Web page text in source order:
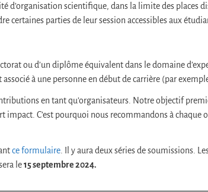
d’organisation scientifique, dans la limite des
certaines parties de leur session accessibles aux
ou d’un diplôme équivalent dans le domaine
à une personne en début de carrière (par
en tant qu’organisateurs. Notre objectif
impact. C’est pourquoi nous recommandons à chaque
ce formulaire . Il y aura deux séries de soumissions.
le15 septembre 2024.